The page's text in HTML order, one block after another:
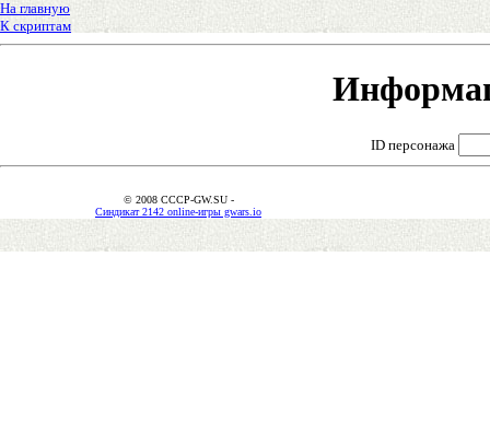
На главную
К скриптам
ID персонажа
© 2008 CCCP-GW.SU -
Синдикат 2142 online-игры gwars.io